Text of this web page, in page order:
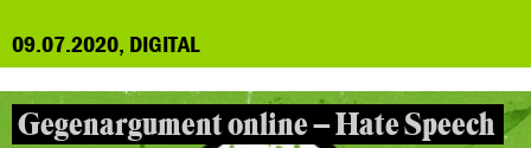
09.07.2020, DIGITAL
Gegenargument online – Hate Speech